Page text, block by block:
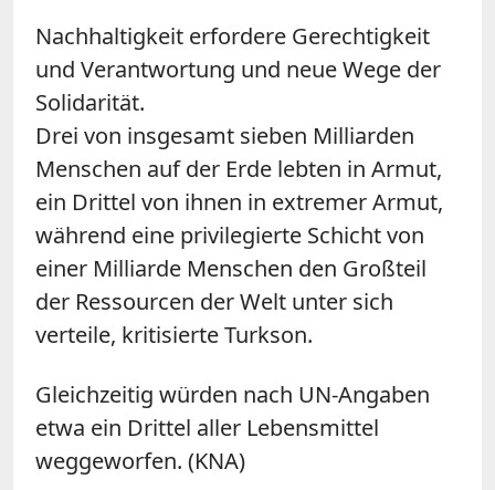
Nachhaltigkeit erfordere Gerechtigkeit
und Verantwortung und neue Wege der
Solidarität.
Drei von insgesamt sieben Milliarden
Menschen auf der Erde lebten in Armut,
ein Drittel von ihnen in extremer Armut,
während eine privilegierte Schicht von
einer Milliarde Menschen den Großteil
der Ressourcen der Welt unter sich
verteile, kritisierte Turkson.
Gleichzeitig würden nach UN-Angaben
etwa ein Drittel aller Lebensmittel
weggeworfen. (KNA)